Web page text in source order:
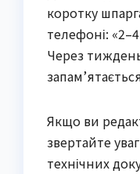
коротку
телефоні:
Через
Якщо ви
звертайте
технічних